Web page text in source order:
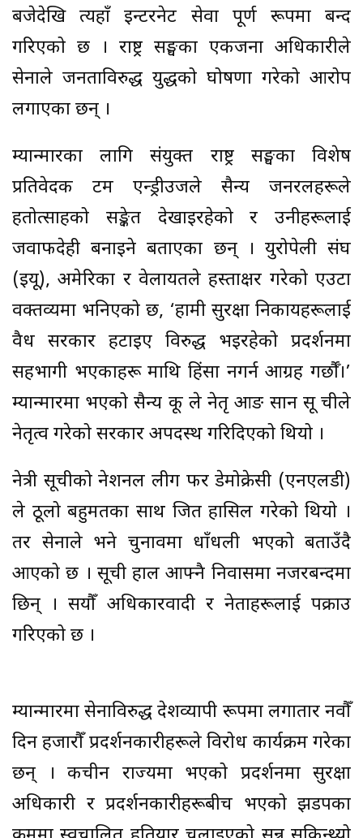
बजेदेखि त्यहाँ इन्टरनेट सेवा पूर्ण रूपमा बन्द
गरिएको छ । राष्ट्र सङ्घका एकजना अधिकारीले
सेनाले जनताविरुद्ध युद्धको घोषणा गरेको आरोप
लगाएका छन् ।
म्यान्मारका लागि संयुक्त राष्ट्र सङ्घका विशेष
प्रतिवेदक टम एन्ड्रीउजले सैन्य जनरलहरूले
हतोत्साहको सङ्केत देखाइरहेको र उनीहरूलाई
जवाफदेही बनाइने बताएका छन् । युरोपेली संघ
(इयू), अमेरिका र वेलायतले हस्ताक्षर गरेको एउटा
वक्तव्यमा भनिएको छ, ‘हामी सुरक्षा निकायहरूलाई
वैध सरकार हटाइए विरुद्ध भइरहेको प्रदर्शनमा
सहभागी भएकाहरू माथि हिंसा नगर्न आग्रह गर्छौँ।’
म्यान्मारमा भएको सैन्य कू ले नेतृ आङ सान सू चीले
नेतृत्व गरेको सरकार अपदस्थ गरिदिएको थियो ।
नेत्री सूचीको नेशनल लीग फर डेमोक्रेसी (एनएलडी)
ले ठूलो बहुमतका साथ जित हासिल गरेको थियो ।
तर सेनाले भने चुनावमा धाँधली भएको बताउँदै
आएको छ । सूची हाल आफ्नै निवासमा नजरबन्दमा
छिन् । सयौँ अधिकारवादी र नेताहरूलाई पक्राउ
गरिएको छ ।
म्यान्मारमा सेनाविरुद्ध देशव्यापी रूपमा लगातार नवौँ
दिन हजारौँ प्रदर्शनकारीहरूले विरोध कार्यक्रम गरेका
छन् । कचीन राज्यमा भएको प्रदर्शनमा सुरक्षा
अधिकारी र प्रदर्शनकारीहरूबीच भएको झडपका